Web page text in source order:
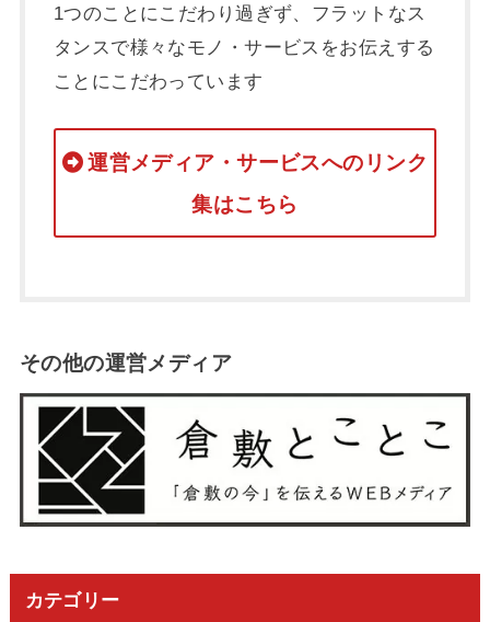
1つのことにこだわり過ぎず、フラットなス
タンスで様々なモノ・サービスをお伝えする
ことにこだわっています
運営メディア・サービスへのリンク
集はこちら
その他の運営メディア
カテゴリー